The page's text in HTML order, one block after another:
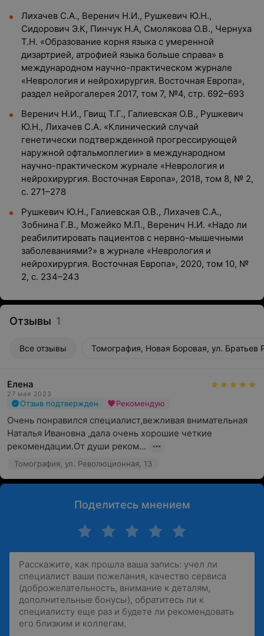
Лихачев С.А., Веренич Н.И., Рушкевич Ю.Н.,
Сидорович Э.К, Пинчук Н.A, Смолякова О.В., Чернуха
Т.Н. «Образование корня языка с умеренной
дизартрией, атрофией языка больше справа» в
международном научно-практическом журнале
«Неврология и нейрохирургия. Восточная Европа»,
раздел нейрогалерея 2017, том 7, №4, стр. 692–693
Веренич Н.И., Гвищ Т.Г., Галиевская О.В., Рушкевич
Ю.Н., Лихачев С.А. «Клинический случай
генетически подтвержденной прогрессирующей
наружной офтальмоплегии» в международном
научно-практическом журнале «Неврология и
нейрохирургия. Восточная Европа», 2018, том 8, № 2,
с. 271–278
Рушкевич Ю.Н., Галиевская О.В., Лихачев С.А.,
Зобнина Г.В., Можейко М.П., Веренич Н.И. «Надо ли
реабилитировать пациентов с нервно-мышечными
заболеваниями?» в журнале «Неврология и
нейрохирургия. Восточная Европа», 2020, том 10, №
2, с. 234–243
Отзывы 1
Все отзывы Томография, Новая Боровая, ул. Братьев
Елена
27 мая 2023
Отзыв подтвержден Рекомендую
Очень понравился специалист,вежливая внимательная
Наталья Ивановна ,дала очень хорошие четкие
рекомендации.От души реком...
Томография, ул. Революционная, 13
Поделитесь мнением